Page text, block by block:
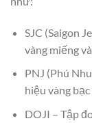
SJC (Saigon
vàng miếng
PNJ (Phú
hiệu vàng
DOJI – Tập